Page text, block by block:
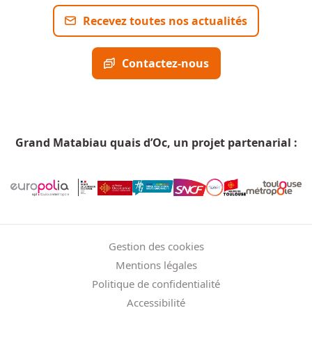
Recevez toutes nos actualités
Contactez-nous
Grand Matabiau quais d’Oc, un projet partenarial :
Gestion des cookies
Mentions légales
Politique de confidentialité
Accessibilité